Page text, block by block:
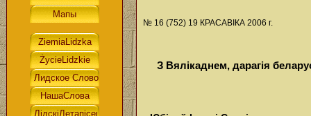
№ 16 (752) 19 КРАСАВІКА 2006 г.
З Вялікаднем, дарагія